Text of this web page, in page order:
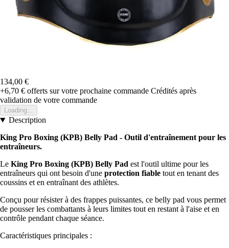
134,00 €
+6,70 € offerts sur votre prochaine commande Crédités après
validation de votre commande
Loading...
Description
King Pro Boxing (KPB) Belly Pad - Outil d'entraînement pour les
entraîneurs.
Le King Pro Boxing (KPB) Belly Pad est l'outil ultime pour les
entraîneurs qui ont besoin d'une protection fiable tout en tenant des
coussins et en entraînant des athlètes.
Conçu pour résister à des frappes puissantes, ce belly pad vous permet
de pousser les combattants à leurs limites tout en restant à l'aise et en
contrôle pendant chaque séance.
Caractéristiques principales :